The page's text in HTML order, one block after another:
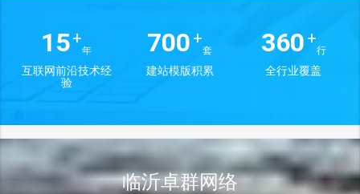
15+
年
互联网前沿技术经
验
700 +
套
建站模版积累
360 +
行
全行业覆盖
临沂卓群网络